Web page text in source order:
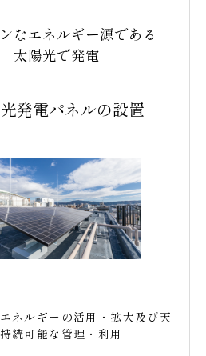
声を届ける防災ツール「そなえる
を開発し、被災地のリアルを伝え
なエネルギー源である
太陽光で発電
発電パネルの設置
ネルギーの活用・拡大及び天
続可能な管理・利用